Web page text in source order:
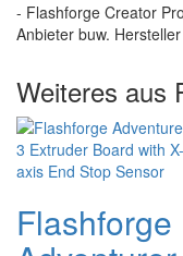
- Flashforge Creator
Anbieter buw.
Weiteres aus
Flashforge